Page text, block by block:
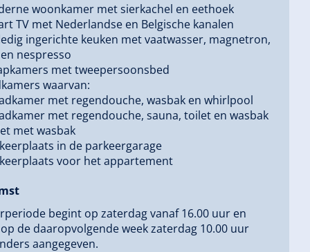
woonkamer met sierkachel en eethoek
TV met Nederlandse en Belgische kanalen
ingerichte keuken met vaatwasser, magnetron,
nespresso
met tweepersoonsbed
waarvan:
met regendouche, wasbak en whirlpool
met regendouche, sauna, toilet en wasbak
met wasbak
in de parkeergarage
voor het appartement
begint op zaterdag vanaf 16.00 uur en
de daaropvolgende week zaterdag 10.00 uur
aangegeven.